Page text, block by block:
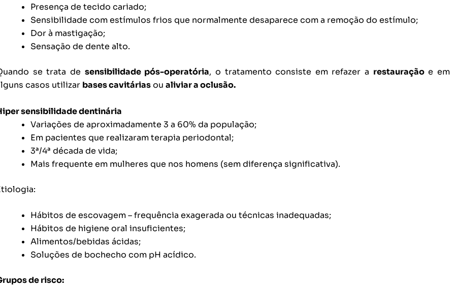
Presença de tecido cariado;
Sensibilidade com estímulos frios que normalmente desaparece com a remoção do estímulo;
Dor à mastigação;
Sensação de dente alto.
se trata de sensibilidade pós-operatória, o tratamento consiste em refazer a restauraçãoe em
casos utilizar bases cavitáriasoualiviar a oclusão.
sensibilidade dentinária
Variações de aproximadamente 3 a 60% da população;
Em pacientes que realizaram terapia periodontal;
3ª/4ª década de vida;
Mais frequente em mulheres que nos homens (sem diferença significativa).
Hábitos de escovagem – frequência exagerada ou técnicas inadequadas;
Hábitos de higiene oral insuficientes;
Alimentos/bebidas ácidas;
Soluções de bochecho com pH acídico.
de risco: